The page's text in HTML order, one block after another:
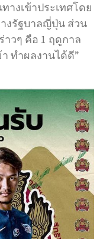
งเข้าประเทศโดย
งรัฐบาลญี่ปุ่น ส่วน
วๆ คือ 1 ฤดูกาล
ทำผลงานได้ดี”